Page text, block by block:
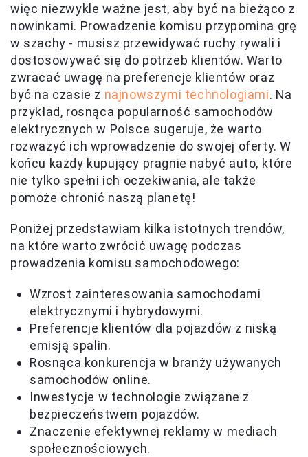
więc niezwykle ważne jest, aby być na bieżąco z
nowinkami. Prowadzenie komisu przypomina grę
w szachy - musisz przewidywać ruchy rywali i
dostosowywać się do potrzeb klientów. Warto
zwracać uwagę na preferencje klientów oraz
być na czasie z najnowszymi technologiami. Na
przykład, rosnąca popularność samochodów
elektrycznych w Polsce sugeruje, że warto
rozważyć ich wprowadzenie do swojej oferty. W
końcu każdy kupujący pragnie nabyć auto, które
nie tylko spełni ich oczekiwania, ale także
pomoże chronić naszą planetę!
Poniżej przedstawiam kilka istotnych trendów,
na które warto zwrócić uwagę podczas
prowadzenia komisu samochodowego:
Wzrost zainteresowania samochodami
elektrycznymi i hybrydowymi.
Preferencje klientów dla pojazdów z niską
emisją spalin.
Rosnąca konkurencja w branży używanych
samochodów online.
Inwestycje w technologie związane z
bezpieczeństwem pojazdów.
Znaczenie efektywnej reklamy w mediach
społecznościowych.